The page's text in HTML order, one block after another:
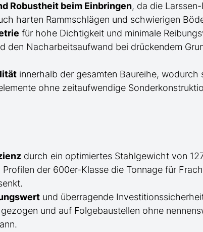
Robustheit beim Einbringen, da die
harten Rammschlägen und schwierigen
für hohe Dichtigkeit und minimale
den Nacharbeitsaufwand bei drückendem
innerhalb der gesamten Baureihe, wodurch
ohne zeitaufwendige
durch ein optimiertes Stahlgewicht von
der 600er-Klasse die Tonnage für
und überragende
und auf Folgebaustellen ohne